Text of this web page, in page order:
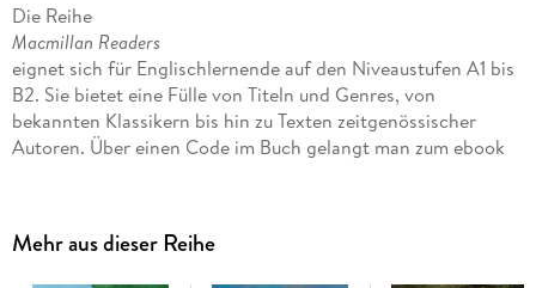
Die Reihe
Macmillan Readers
eignet sich für Englischlernende auf den Niveaustufen A1 bis
B2. Sie bietet eine Fülle von Titeln und Genres, von
bekannten Klassikern bis hin zu Texten zeitgenössischer
Autoren. Über einen Code im Buch gelangt man zum ebook
von Schottland wird. Doch noch regiert König Duncan.
Mehr aus dieser Reihe